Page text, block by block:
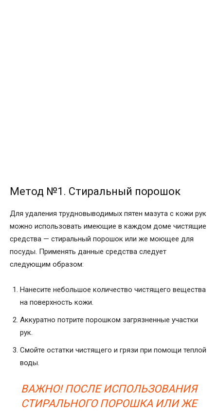
Метод №1. Стиральный порошок
Для удаления трудновыводимых пятен мазута с кожи рук
можно использовать имеющие в каждом доме чистящие
средства — стиральный порошок или же моющее для
посуды. Применять данные средства следует
следующим образом:
Нанесите небольшое количество чистящего вещества
на поверхность кожи.
Аккуратно потрите порошком загрязненные участки
рук.
Смойте остатки чистящего и грязи при помощи теплой
воды.
ВАЖНО! ПОСЛЕ ИСПОЛЬЗОВАНИЯ
СТИРАЛЬНОГО ПОРОШКА ИЛИ ЖЕ